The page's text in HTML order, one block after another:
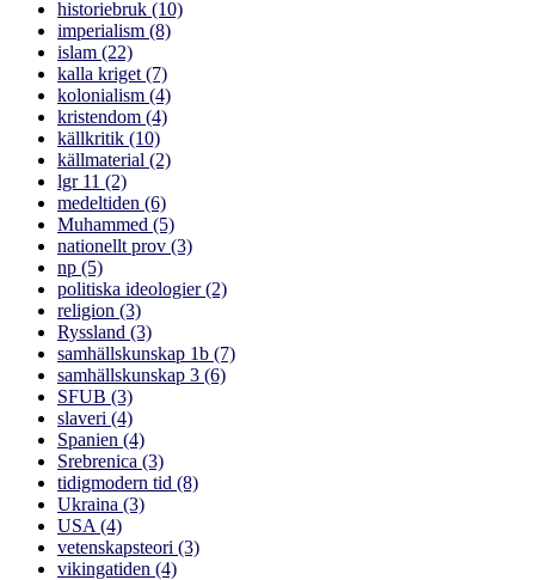
historiebruk (10)
imperialism (8)
islam (22)
kalla kriget (7)
kolonialism (4)
kristendom (4)
källkritik (10)
källmaterial (2)
lgr 11 (2)
medeltiden (6)
Muhammed (5)
nationellt prov (3)
np (5)
politiska ideologier(2)
religion (3)
Ryssland (3)
samhällskunskap 1b (7)
samhällskunskap 3 (6)
SFUB (3)
slaveri (4)
Spanien (4)
Srebrenica (3)
tidigmodern tid (8)
Ukraina (3)
USA (4)
vetenskapsteori (3)
vikingatiden (4)